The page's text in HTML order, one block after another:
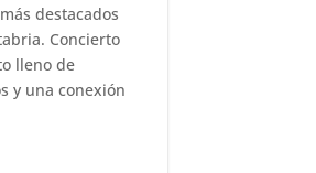
destacados
Concierto
lleno de
y una conexión